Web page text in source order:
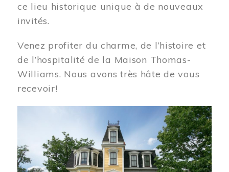
ce lieu historique unique à de nouveaux
invités.
Venez profiter du charme, de l’histoire et
de l’hospitalité de la Maison Thomas-
Williams. Nous avons très hâte de vous
recevoir!